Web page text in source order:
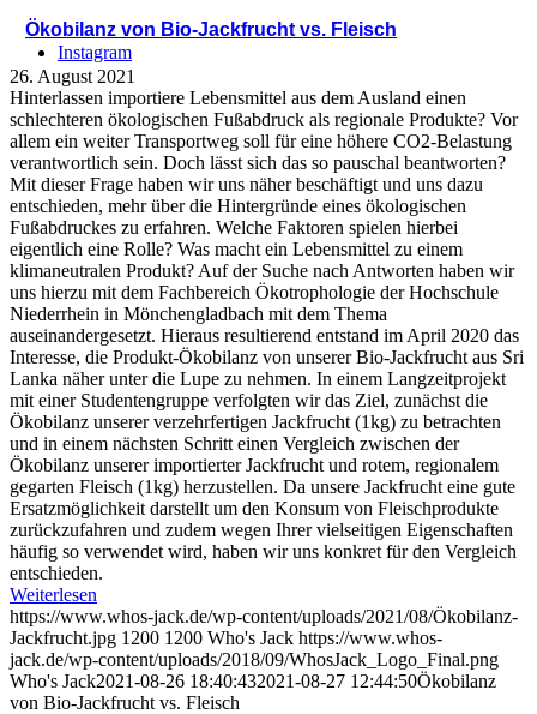
Instagram
Ökobilanz von Bio-Jackfrucht vs. Fleisch
26. August 2021
Hinterlassen importiere Lebensmittel aus dem Ausland einen
schlechteren ökologischen Fußabdruck als regionale Produkte? Vor
allem ein weiter Transportweg soll für eine höhere CO2-Belastung
verantwortlich sein. Doch lässt sich das so pauschal beantworten?
Mit dieser Frage haben wir uns näher beschäftigt und uns dazu
entschieden, mehr über die Hintergründe eines ökologischen
Fußabdruckes zu erfahren. Welche Faktoren spielen hierbei
eigentlich eine Rolle? Was macht ein Lebensmittel zu einem
klimaneutralen Produkt? Auf der Suche nach Antworten haben wir
uns hierzu mit dem Fachbereich Ökotrophologie der Hochschule
Niederrhein in Mönchengladbach mit dem Thema
auseinandergesetzt. Hieraus resultierend entstand im April 2020 das
Interesse, die Produkt-Ökobilanz von unserer Bio-Jackfrucht aus Sri
Lanka näher unter die Lupe zu nehmen. In einem Langzeitprojekt
mit einer Studentengruppe verfolgten wir das Ziel, zunächst die
Ökobilanz unserer verzehrfertigen Jackfrucht (1kg) zu betrachten
und in einem nächsten Schritt einen Vergleich zwischen der
Ökobilanz unserer importierter Jackfrucht und rotem, regionalem
gegarten Fleisch (1kg) herzustellen. Da unsere Jackfrucht eine gute
Ersatzmöglichkeit darstellt um den Konsum von Fleischprodukte
zurückzufahren und zudem wegen Ihrer vielseitigen Eigenschaften
häufig so verwendet wird, haben wir uns konkret für den Vergleich
entschieden.
Weiterlesen
https://www.whos-jack.de/wp-content/uploads/2021/08/Ökobilanz-
Jackfrucht.jpg 1200 1200 Who's Jack https://www.whos-
jack.de/wp-content/uploads/2018/09/WhosJack_Logo_Final.png
Who's Jack2021-08-26 18:40:432021-08-27 12:44:50Ökobilanz
von Bio-Jackfrucht vs. Fleisch